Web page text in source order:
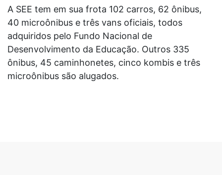
A SEE tem em sua frota 102 carros, 62 ônibus,
40 microônibus e três vans oficiais, todos
adquiridos pelo Fundo Nacional de
Desenvolvimento da Educação. Outros 335
ônibus, 45 caminhonetes, cinco kombis e três
microônibus são alugados.